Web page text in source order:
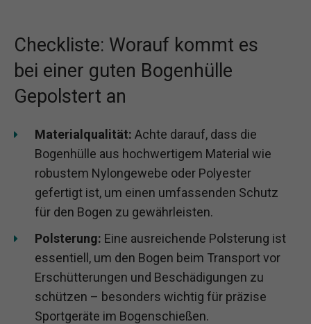
Checkliste: Worauf kommt es
bei einer guten Bogenhülle
Gepolstert an
Materialqualität: Achte darauf, dass die
Bogenhülle aus hochwertigem Material wie
robustem Nylongewebe oder Polyester
gefertigt ist, um einen umfassenden Schutz
für den Bogen zu gewährleisten.
Polsterung: Eine ausreichende Polsterung ist
essentiell, um den Bogen beim Transport vor
Erschütterungen und Beschädigungen zu
schützen – besonders wichtig für präzise
Sportgeräte im Bogenschießen.